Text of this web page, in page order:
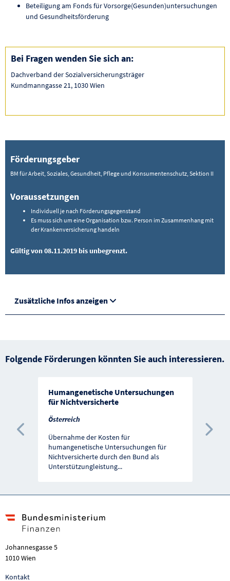
Beteiligung am Fonds für Vorsorge(Gesunden)untersuchungen
und Gesundheitsförderung
Bei Fragen wenden Sie sich an:
Dachverband der Sozialversicherungsträger
Kundmanngasse 21, 1030 Wien
Förderungsgeber
BM für Arbeit, Soziales, Gesundheit, Pflege und Konsumentenschutz, Sektion II
Voraussetzungen
Individuell je nach Förderungsgegenstand
Es muss sich um eine Organisation bzw. Person im Zusammenhang mit
der Krankenversicherung handeln
Gültig von 08.11.2019 bis unbegrenzt.
Zusätzliche Infos anzeigen
Folgende Förderungen könnten Sie auch interessieren.
Humangenetische Untersuchungen
für Nichtversicherte
Österreich
Übernahme der Kosten für
humangenetische Untersuchungen für
Nichtversicherte durch den Bund als
Unterstützungleistung...
Vorherige Förderung
Johannesgasse 5
1010 Wien
Kontakt